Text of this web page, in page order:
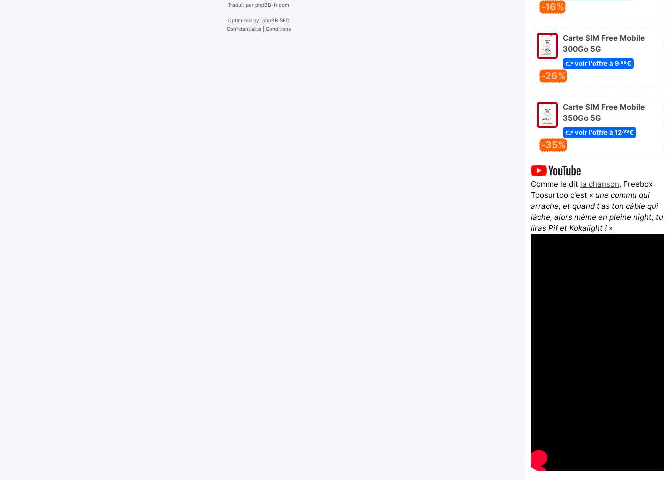
Traduit par phpBB-fr.com
Optimized by: phpBB SEO
Confidentialité| Conditions
-16%
Carte SIM Free Mobile
300Go 5G
👉 voir l'offre à 9 ,99€
-26%
Carte SIM Free Mobile
350Go 5G
👉 voir l'offre à 12,99€
-35%
Comme le dit la chanson, Freebox
Toosurtoo c'est « une commu qui
arrache, et quand t'as ton câble qui
lâche, alors même en pleine night, tu
liras Pif et Kokalight ! »